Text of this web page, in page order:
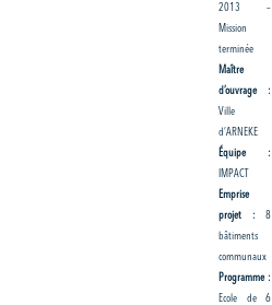
2013 –
Mission
terminée
Maître
d’ouvrage :
Ville
d’ARNEKE
Équipe :
IMPACT
Emprise
projet : 8
bâtiments
communaux
Programme :
Ecole de 6